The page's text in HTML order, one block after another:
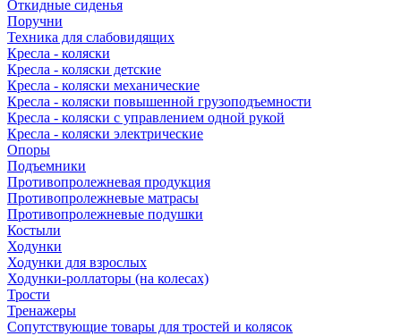
Откидные сиденья
Поручни
Техника для слабовидящих
Кресла - коляски
Кресла - коляски детские
Кресла - коляски механические
Кресла - коляски повышенной грузоподъемности
Кресла - коляски с управлением одной рукой
Кресла - коляски электрические
Опоры
Подъемники
Противопролежневая продукция
Противопролежневые матрасы
Противопролежневые подушки
Костыли
Ходунки
Ходунки для взрослых
Ходунки-роллаторы (на колесах)
Трости
Тренажеры
Сопутствующие товары для тростей и колясок